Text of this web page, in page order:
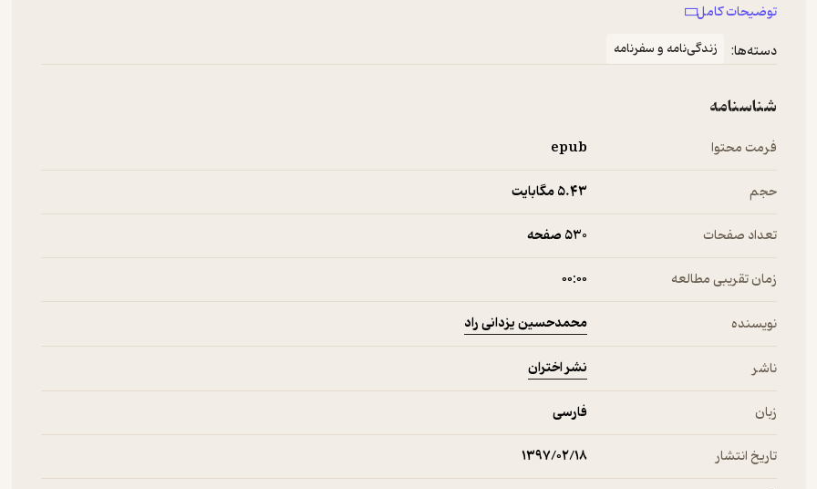
نظر نیست بلکه فقط و فقط، تسهیل امر پژوهش‌های تاریخی منظور نظر است.
توضیحات کامل
دسته‌ها:
زندگی‌نامه و سفرنامه
شناسنامه
فرمت محتوا epub
حجم 5.۴۳ مگابایت
تعداد صفحات 530 صفحه
زمان تقریبی مطالعه ۰۰:۰۰
نویسنده محمدحسین یزدانی راد
ناشر نشر اختران
زبان فارسی
تاریخ انتشار ۱۳۹۷/۰۲/۱۸